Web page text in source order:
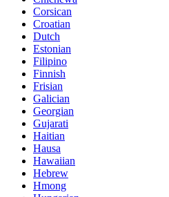
Corsican
Croatian
Dutch
Estonian
Filipino
Finnish
Frisian
Galician
Georgian
Gujarati
Haitian
Hausa
Hawaiian
Hebrew
Hmong